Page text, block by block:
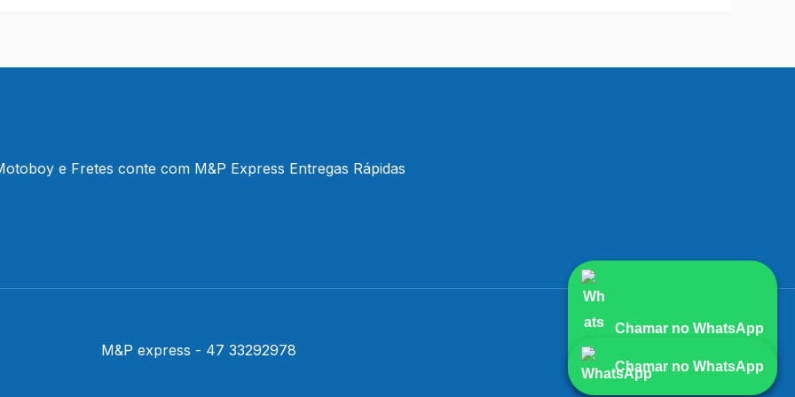
e Fretes conte com M&P Express Entregas Rápidas
Chamar no WhatsApp
M&P express - 47 33292978
Chamar no WhatsApp